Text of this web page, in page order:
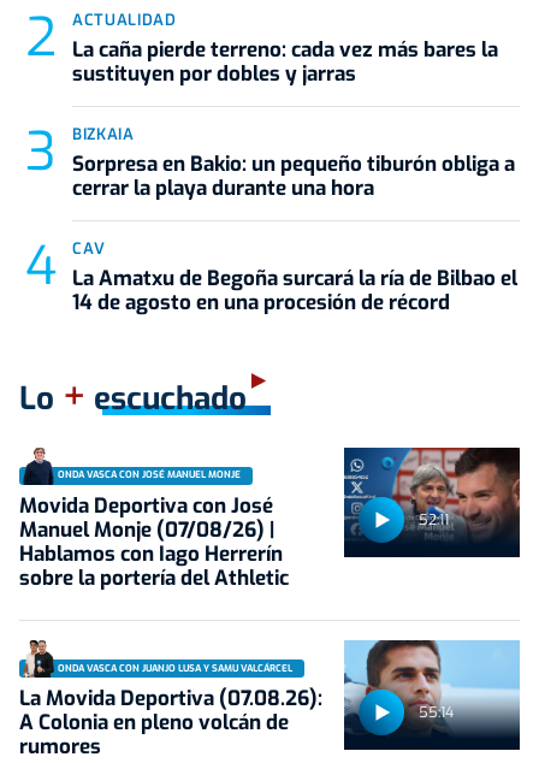
ACTUALIDAD
La caña pierde terreno: cada vez más bares la
sustituyen por dobles y jarras
BIZKAIA
Sorpresa en Bakio: un pequeño tiburón obliga a
cerrar la playa durante una hora
CAV
La Amatxu de Begoña surcará la ría de Bilbao el
14 de agosto en una procesión de récord
Lo + escuchado
52:11
ONDA VASCA CON JOSÉ MANUEL MONJE
Movida Deportiva con José
Manuel Monje (07/08/26) |
Hablamos con Iago Herrerín
sobre la portería del Athletic
55:14
ONDA VASCA CON JUANJO LUSA Y SAMU VALCÁRCEL
La Movida Deportiva (07.08.26):
A Colonia en pleno volcán de
rumores